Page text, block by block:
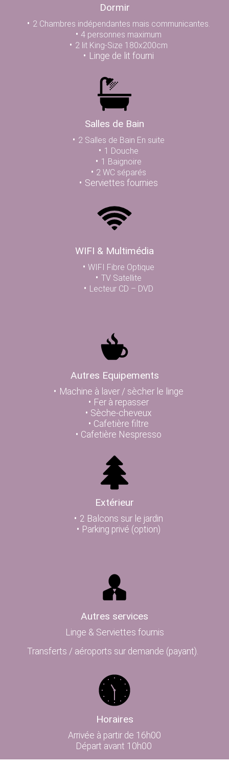
Dormir
2 Chambres indépendantes mais communicantes.
4 personnes maximum
2 lit King-Size 180x200cm
Linge de lit fourni
Salles de Bain
2 Salles de Bain En suite
1 Douche
1 Baignoire
2 WC séparés
Serviettes fournies
WIFI & Multimédia
WIFI Fibre Optique
TV Satellite
Lecteur CD – DVD
Autres Equipements
Machine à laver / sècher le linge
Fer à repasser
Sèche-cheveux
Cafetière filtre
Cafetière Nespresso
Extérieur
2 Balcons sur le jardin
Parking privé (option)
Autres services
Linge & Serviettes fournis
Transferts / aéroports sur demande (payant).
Horaires
Arrivée à partir de 16h00
Départ avant 10h00